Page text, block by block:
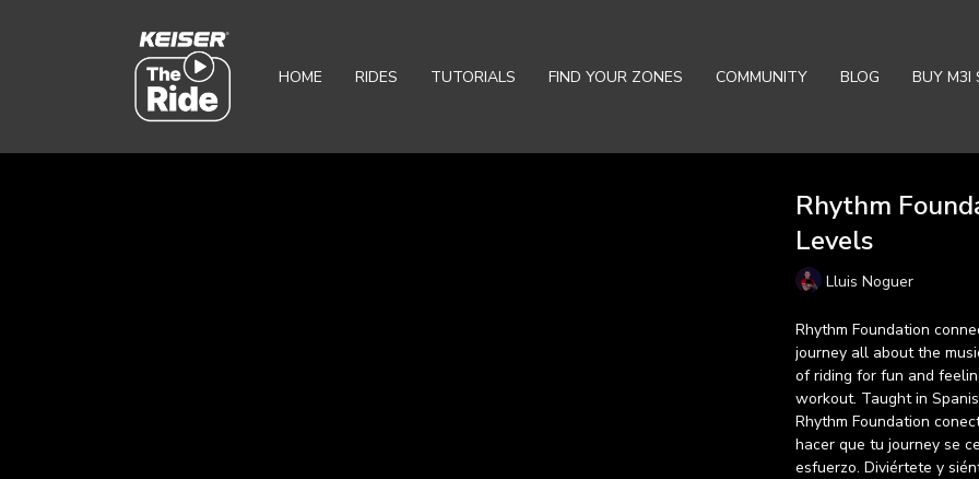
HOME RIDES TUTORIALS FIND YOUR ZONES COMMUNITY BLOG BUY M3I
Rhythm
Levels
Lluis Noguer
Rhythm Foundation
journey all about the
of riding for fun and
workout. Taught in
Rhythm Foundation
hacer que tu journey se
esfuerzo. Diviértete y